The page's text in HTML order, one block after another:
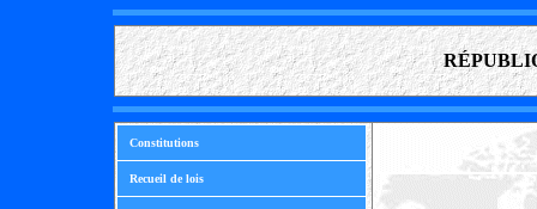
RÉPUBLIQUE
Constitutions
Recueil de lois